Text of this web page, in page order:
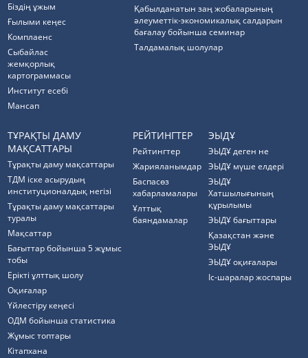
Біздің ұжым
Ғылыми кеңес
Комплаенс
Cыбайлас
жемқорлық
картограммасы
Институт есебі
Мансап
Қабылданатын заң жобаларының
әлеуметтік-экономикалық салдарын
бағалау бойынша семинар
Талдамалық шолулар
ТҰРАҚТЫ ДАМУ
МАҚСАТТАРЫ
Тұрақты даму мақсаттары
ТДМ іске асырудың
институционалдық негізі
Тұрақты даму мақсаттары
туралы
Мақсаттар
Бағыттар бойынша 5 жұмыс
тобы
Ерікті ұлттық шолу
Оқиғалар
Үйлестіру кеңесі
ОДМ бойынша статистика
Жұмыс топтары
Кітапхана
РЕЙТИНГТЕР
Рейтингтер
Жарияланымдар
Баспасөз
хабарламалары
Ұлттық
баяндамалар
ЭЫДҰ
ЭЫДҰ деген не
ЭЫДҰ мүше елдері
ЭЫДҰ
Хатшылығының
құрылымы
ЭЫДҰ бағыттары
Қазақстан және
ЭЫДҰ
ЭЫДҰ оқиғалары
Іс-шаралар жоспары